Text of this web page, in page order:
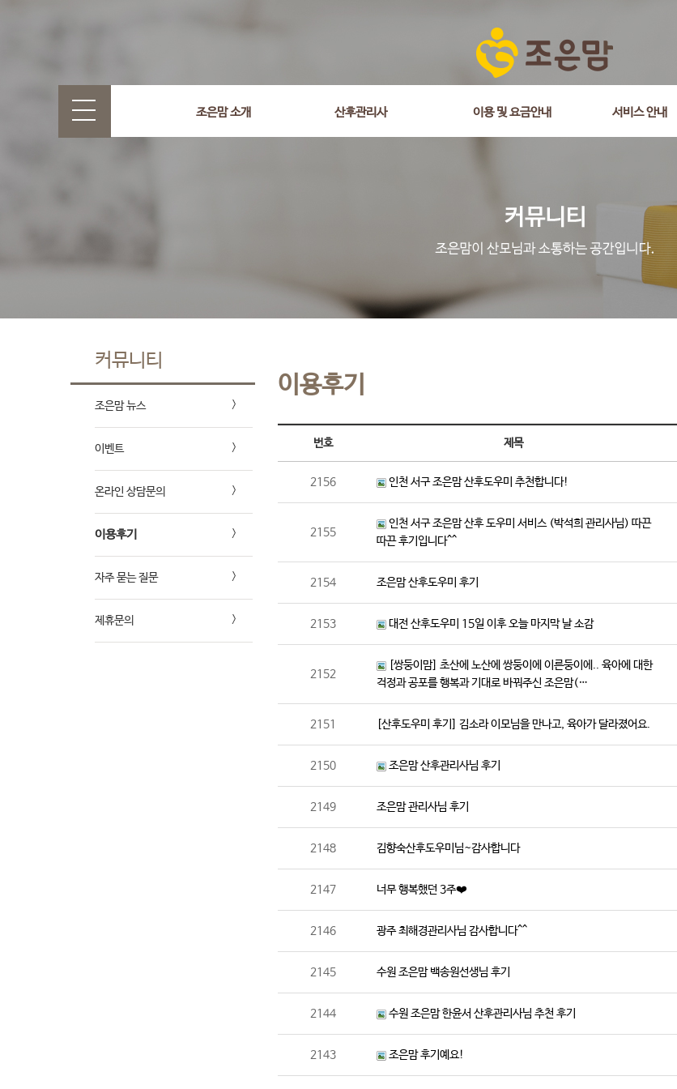
조은맘 소개 산후관리사 이용 및 요금안내 서비스 안내
커뮤니티
조은맘 뉴스
이벤트
온라인 상담문의
이용후기
자주 묻는 질문
제휴문의
이용후기
번호 제목
2156 인천 서구 조은맘 산후도우미 추천합니다!
2155
인천 서구 조은맘 산후 도우미 서비스 (박석희 관리사님) 따끈
따끈 후기입니다^^
2154 조은맘 산후도우미 후기
2153 대전 산후도우미 15일 이후 오늘 마지막 날 소감
2152
[쌍둥이맘] 초산에 노산에 쌍둥이에 이른둥이에.. 육아에 대한
걱정과 공포를 행복과 기대로 바꿔주신 조은맘(…
2151 [산후도우미 후기] 김소라 이모님을 만나고, 육아가 달라졌어요.
2150 조은맘 산후관리사님 후기
2149 조은맘 관리사님 후기
2148 김향숙산후도우미님~감사합니다
2147 너무 행복했던 3주❤️
2146 광주 최해경관리사님 감사합니다^^
2145 수원 조은맘 백송원선생님 후기
2144 수원 조은맘 한윤서 산후관리사님 추천 후기
2143 조은맘 후기예요!